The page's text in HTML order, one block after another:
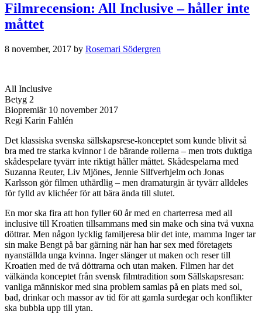
Filmrecension: All Inclusive – håller inte
måttet
8 november, 2017 by Rosemari Södergren
All Inclusive
Betyg 2
Biopremiär 10 november 2017
Regi Karin Fahlén
Det klassiska svenska sällskapsrese-konceptet som kunde blivit så
bra med tre starka kvinnor i de bärande rollerna – men trots duktiga
skådespelare tyvärr inte riktigt håller måttet. Skådespelarna med
Suzanna Reuter, Liv Mjönes, Jennie Silfverhjelm och Jonas
Karlsson gör filmen uthärdlig – men dramaturgin är tyvärr alldeles
för fylld av klichéer för att bära ända till slutet.
En mor ska fira att hon fyller 60 år med en charterresa med all
inclusive till Kroatien tillsammans med sin make och sina två vuxna
döttrar. Men någon lycklig familjeresa blir det inte, mamma Inger tar
sin make Bengt på bar gärning när han har sex med företagets
nyanställda unga kvinna. Inger slänger ut maken och reser till
Kroatien med de två döttrarna och utan maken. Filmen har det
välkända konceptet från svensk filmtradition som Sällskapsresan:
vanliga människor med sina problem samlas på en plats med sol,
bad, drinkar och massor av tid för att gamla surdegar och konflikter
ska bubbla upp till ytan.